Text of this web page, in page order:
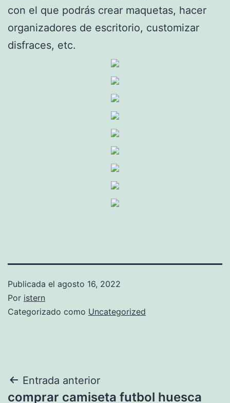
con el que podrás crear maquetas, hacer
organizadores de escritorio, customizar
disfraces, etc.
Publicada el agosto 16, 2022
Por istern
Categorizado como Uncategorized
Navegación
Entrada anterior
comprar camiseta futbol huesca